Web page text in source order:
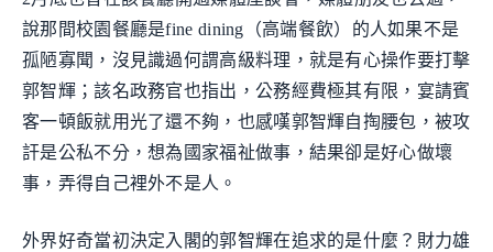
說那間校園餐廳是fine dining（高端餐飲）的人如果不是
孤陋寡聞，沒見識過何謂高級料理，就是有心操作要打擊
郭智輝；該名政務官也指出，公務經費極其有限，宴請賓
客一頓飯就用光了還不夠，也感嘆郭智輝自掏腰包，被攻
訐是公私不分，想為國家福祉做事，結果卻是好心做壞
事，弄得自己裡外不是人。
外界好奇當初決定入閣的郭智輝在追求的是什麼？財力雄